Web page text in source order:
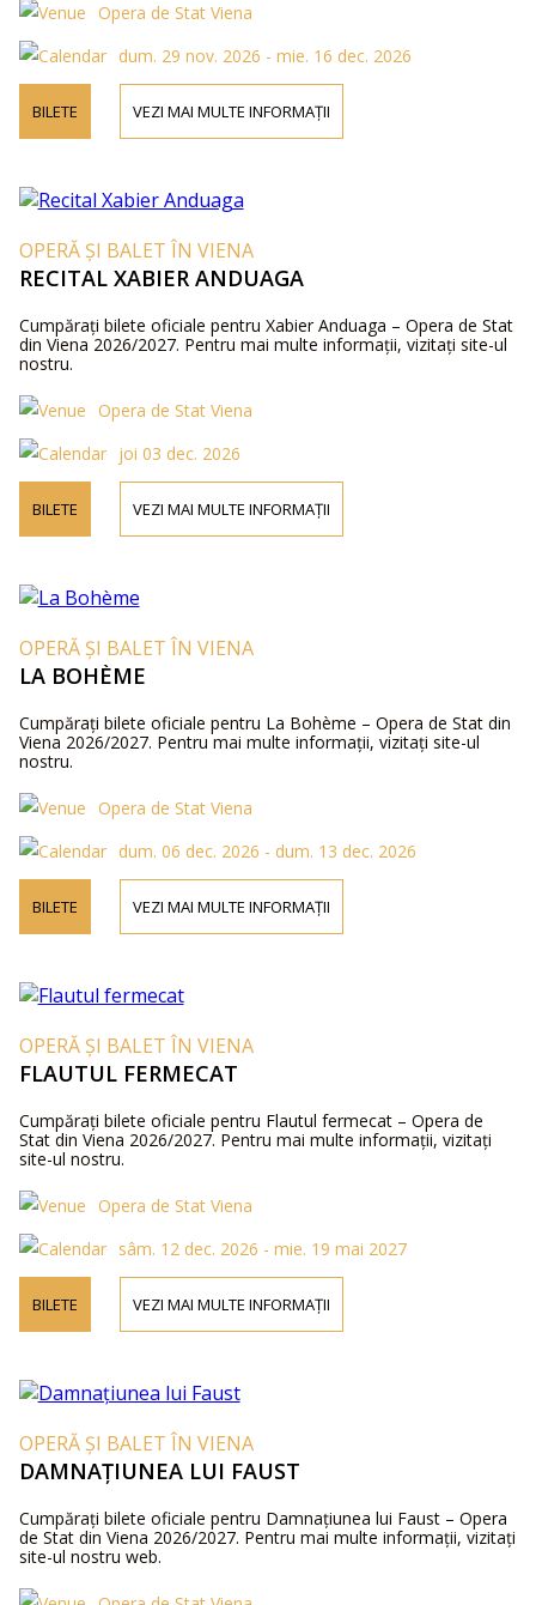
Opera de Stat Viena
dum. 29 nov. 2026 - mie. 16 dec. 2026
BILETE VEZI MAI MULTE INFORMAȚII
OPERĂ ȘI BALET ÎN VIENA
RECITAL XABIER ANDUAGA
Cumpărați bilete oficiale pentru Xabier Anduaga – Opera de Stat
din Viena 2026/2027. Pentru mai multe informații, vizitați site-ul
nostru.
Opera de Stat Viena
joi 03 dec. 2026
BILETE VEZI MAI MULTE INFORMAȚII
OPERĂ ȘI BALET ÎN VIENA
LA BOHÈME
Cumpărați bilete oficiale pentru La Bohème – Opera de Stat din
Viena 2026/2027. Pentru mai multe informații, vizitați site-ul
nostru.
Opera de Stat Viena
dum. 06 dec. 2026 - dum. 13 dec. 2026
BILETE VEZI MAI MULTE INFORMAȚII
OPERĂ ȘI BALET ÎN VIENA
FLAUTUL FERMECAT
Cumpărați bilete oficiale pentru Flautul fermecat – Opera de
Stat din Viena 2026/2027. Pentru mai multe informații, vizitați
site-ul nostru.
Opera de Stat Viena
sâm. 12 dec. 2026 - mie. 19 mai 2027
BILETE VEZI MAI MULTE INFORMAȚII
OPERĂ ȘI BALET ÎN VIENA
DAMNAȚIUNEA LUI FAUST
Cumpărați bilete oficiale pentru Damnațiunea lui Faust – Opera
de Stat din Viena 2026/2027. Pentru mai multe informații, vizitați
site-ul nostru web.